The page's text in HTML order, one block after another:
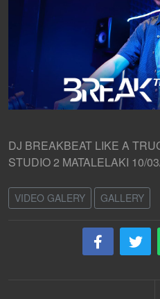
DJ BREAKBEAT LIKE A
STUDIO 2 MATALELAKI 10/
VIDEO GALERY GALLERY